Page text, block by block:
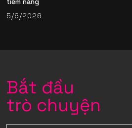
5/6/2026
Bắt đầu
trò chuyện